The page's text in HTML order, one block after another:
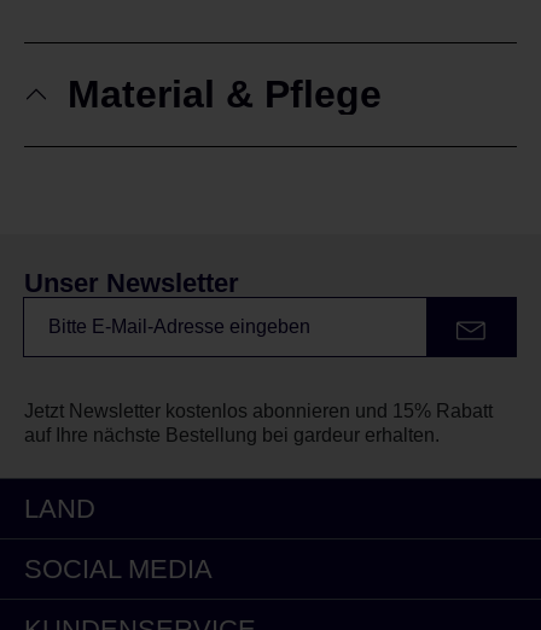
Material & Pflege
Unser Newsletter
Jetzt Newsletter kostenlos abonnieren und 15% Rabatt
auf Ihre nächste Bestellung bei gardeur erhalten.
LAND
SOCIAL MEDIA